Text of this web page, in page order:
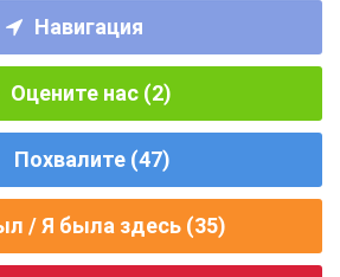
Навигация
Оцените нас (2)
Похвалите (47)
/ Я была здесь (35)